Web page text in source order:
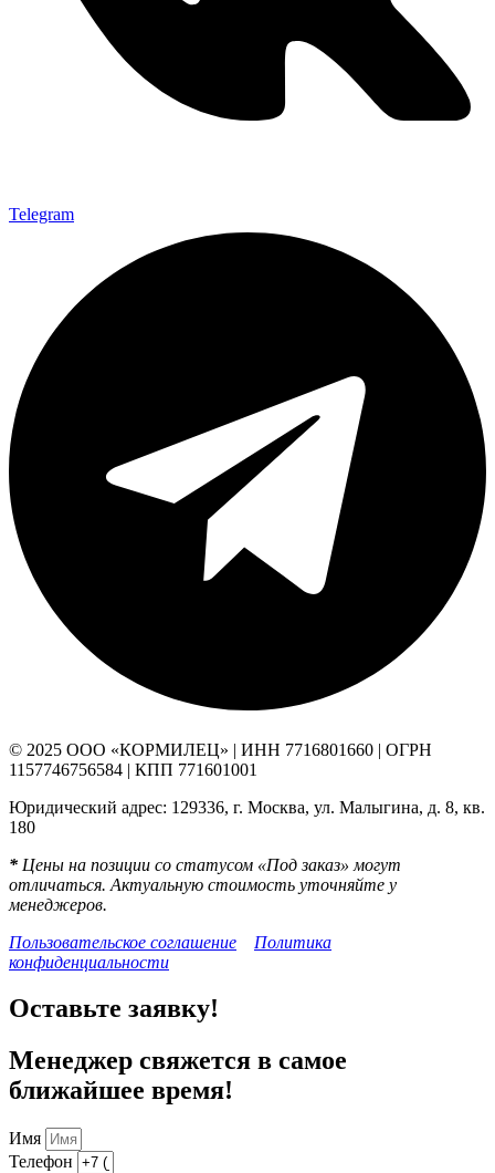
Telegram
© 2025 ООО «КОРМИЛЕЦ» | ИНН 7716801660 | ОГРН
1157746756584 | КПП 771601001
Юридический адрес: 129336, г. Москва, ул. Малыгина, д. 8, кв.
180
* Цены на позиции со статусом «Под заказ» могут
отличаться. Актуальную стоимость уточняйте у
менеджеров.
Пользовательское соглашение
Политика
конфиденциальности
Оставьте заявку!
Менеджер свяжется в самое
ближайшее время!
Имя
Телефон